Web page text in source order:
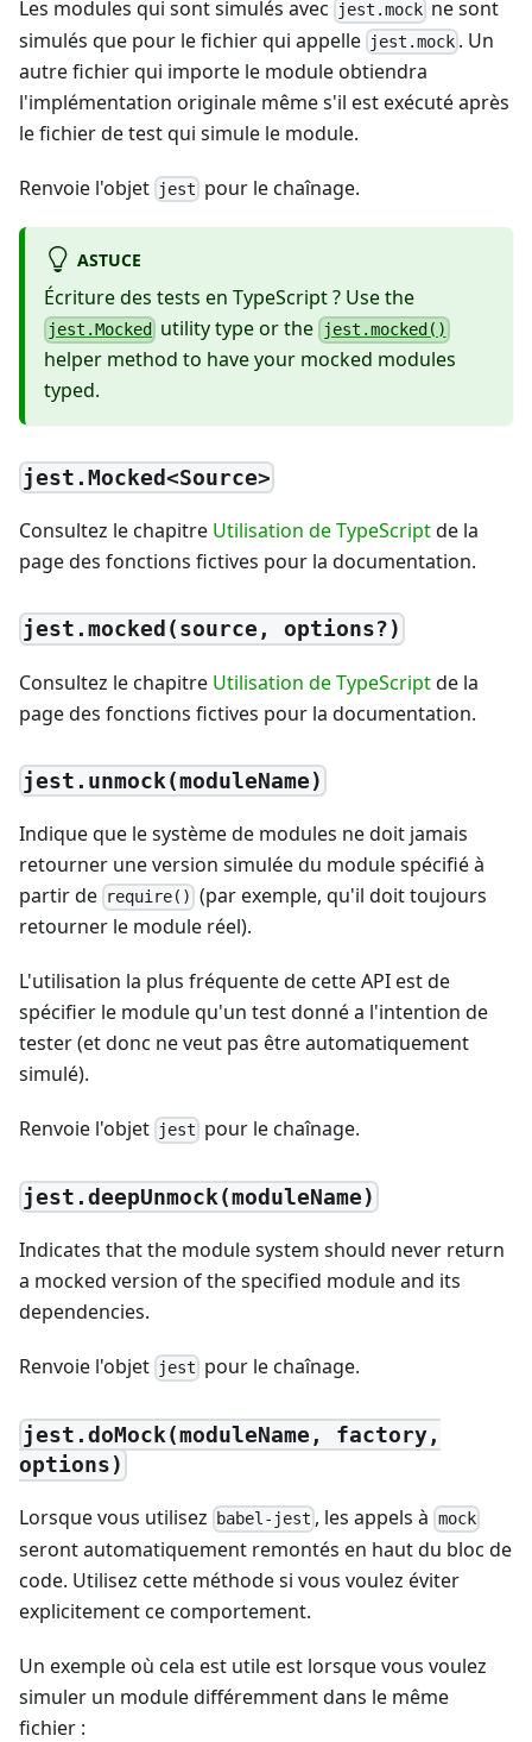
Les modules qui sont simulés avec jest.mock ne sont
simulés que pour le fichier qui appelle jest.mock . Un
autre fichier qui importe le module obtiendra
l'implémentation originale même s'il est exécuté après
le fichier de test qui simule le module.
Renvoie l'objet jest pour le chaînage.
ASTUCE
Écriture des tests en TypeScript ? Use the
jest.Mocked utility type or the jest.mocked()
helper method to have your mocked modules
typed.
jest.Mocked<Source>
Consultez le chapitre Utilisation de TypeScriptde la
page des fonctions fictives pour la documentation.
jest.mocked(source, options?)
Consultez le chapitre Utilisation de TypeScriptde la
page des fonctions fictives pour la documentation.
jest.unmock(moduleName)
Indique que le système de modules ne doit jamais
retourner une version simulée du module spécifié à
partir de require() (par exemple, qu'il doit toujours
retourner le module réel).
L'utilisation la plus fréquente de cette API est de
spécifier le module qu'un test donné a l'intention de
tester (et donc ne veut pas être automatiquement
simulé).
Renvoie l'objet jest pour le chaînage.
jest.deepUnmock(moduleName)
Indicates that the module system should never return
a mocked version of the specified module and its
dependencies.
Renvoie l'objet jest pour le chaînage.
jest.doMock(moduleName, factory,
options)
Lorsque vous utilisez babel-jest , les appels à mock
seront automatiquement remontés en haut du bloc de
code. Utilisez cette méthode si vous voulez éviter
explicitement ce comportement.
Un exemple où cela est utile est lorsque vous voulez
simuler un module différemment dans le même
fichier :